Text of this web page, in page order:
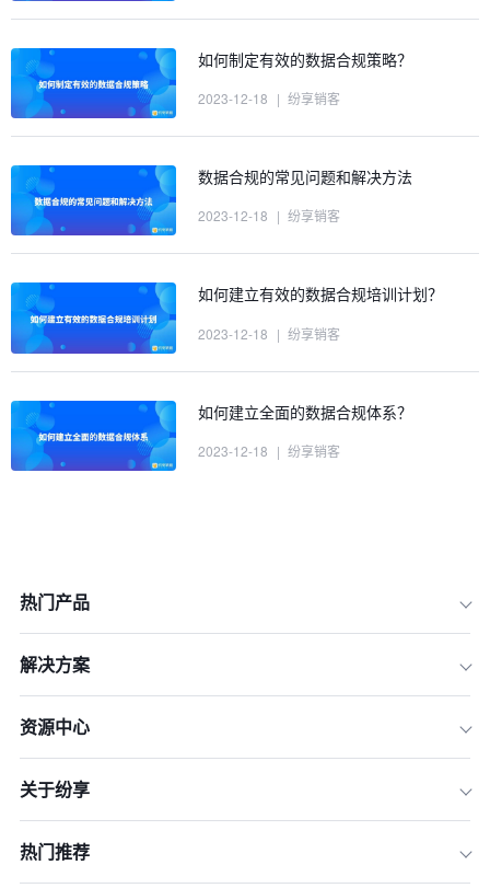
二、建立健全的内部控制体系
如何制定有效的数据合规策略？
2023-12-18 | 纷享销客
数据合规的常见问题和解决方法
2023-12-18 | 纷享销客
如何建立有效的数据合规培训计划？
2023-12-18 | 纷享销客
如何建立全面的数据合规体系？
2023-12-18 | 纷享销客
热门产品
解决方案
资源中心
关于纷享
热门推荐